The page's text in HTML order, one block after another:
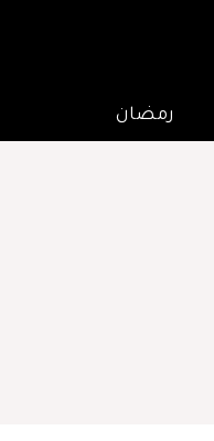
رمضان